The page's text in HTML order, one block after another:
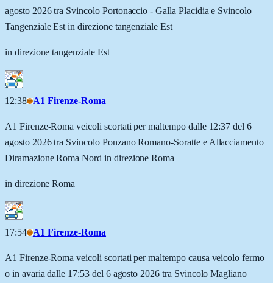
agosto 2026 tra Svincolo Portonaccio - Galla Placidia e Svincolo
Tangenziale Est in direzione tangenziale Est
in direzione tangenziale Est
12:38 A1 Firenze-Roma
A1 Firenze-Roma veicoli scortati per maltempo dalle 12:37 del 6
agosto 2026 tra Svincolo Ponzano Romano-Soratte e Allacciamento
Diramazione Roma Nord in direzione Roma
in direzione Roma
17:54 A1 Firenze-Roma
A1 Firenze-Roma veicoli scortati per maltempo causa veicolo fermo
o in avaria dalle 17:53 del 6 agosto 2026 tra Svincolo Magliano